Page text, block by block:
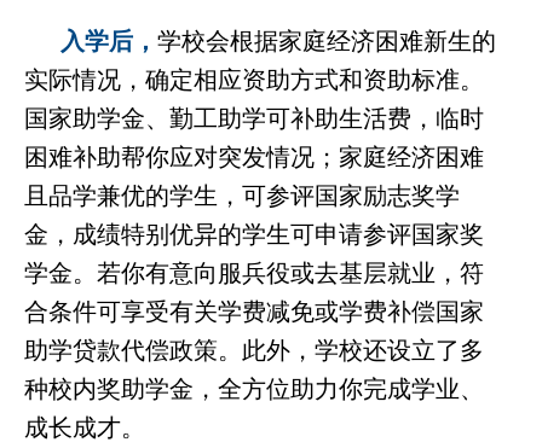
入学后， 学校会根据家庭经济困难新生的
实际情况，确定相应资助方式和资助标准。
国家助学金、勤工助学可补助生活费，临时
困难补助帮你应对突发情况；家庭经济困难
且品学兼优的学生，可参评国家励志奖学
金，成绩特别优异的学生可申请参评国家奖
学金。若你有意向服兵役或去基层就业，符
合条件可享受有关学费减免或学费补偿国家
助学贷款代偿政策。此外，学校还设立了多
种校内奖助学金，全方位助力你完成学业、
成长成才。